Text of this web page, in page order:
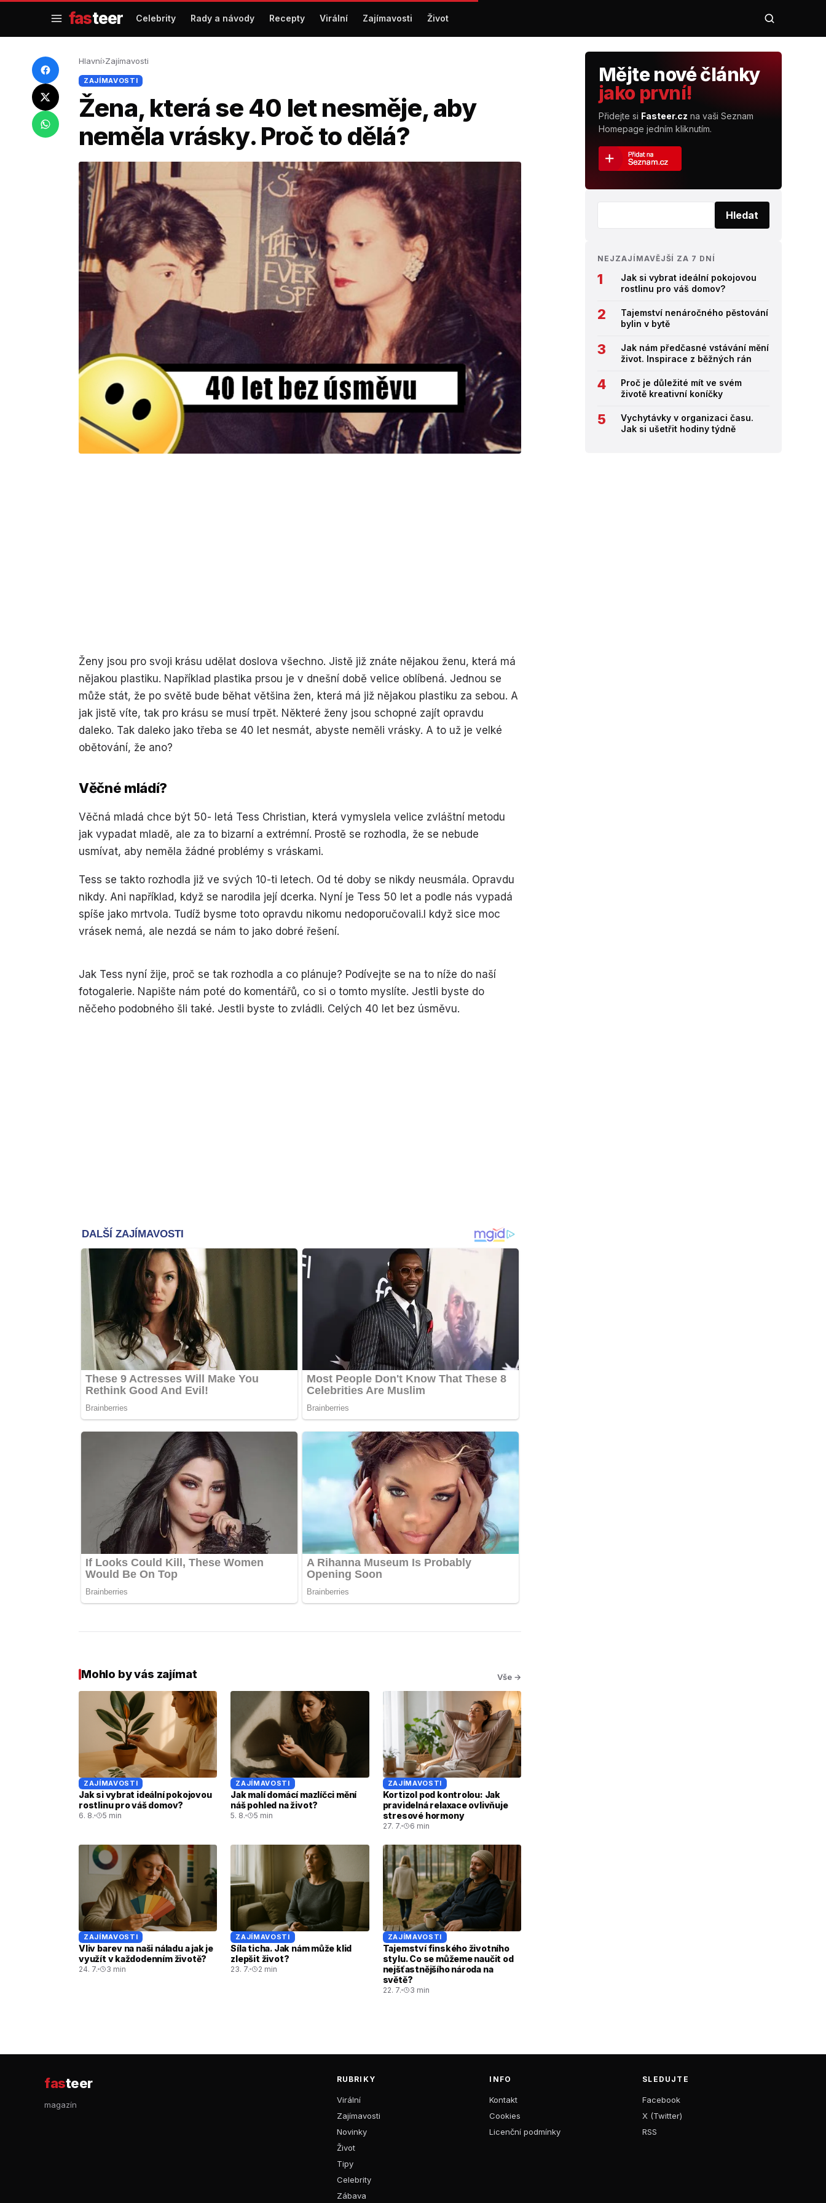
obsah
fasteer Celebrity Rady a návody Recepty Virální Zajímavosti Život
Hlavní›Zajímavosti
ZAJÍMAVOSTI
Žena, která se 40 let nesměje, aby
neměla vrásky. Proč to dělá?
Ženy jsou pro svoji krásu udělat doslova všechno. Jistě již znáte nějakou ženu, která má
nějakou plastiku. Například plastika prsou je v dnešní době velice oblíbená. Jednou se
může stát, že po světě bude běhat většina žen, která má již nějakou plastiku za sebou. A
jak jistě víte, tak pro krásu se musí trpět. Některé ženy jsou schopné zajít opravdu
daleko. Tak daleko jako třeba se 40 let nesmát, abyste neměli vrásky. A to už je velké
obětování, že ano?
Věčné mládí?
Věčná mladá chce být 50- letá Tess Christian, která vymyslela velice zvláštní metodu
jak vypadat mladě, ale za to bizarní a extrémní. Prostě se rozhodla, že se nebude
usmívat, aby neměla žádné problémy s vráskami.
Tess se takto rozhodla již ve svých 10-ti letech. Od té doby se nikdy neusmála. Opravdu
nikdy. Ani například, když se narodila její dcerka. Nyní je Tess 50 let a podle nás vypadá
spíše jako mrtvola. Tudíž bysme toto opravdu nikomu nedoporučovali.I když sice moc
vrásek nemá, ale nezdá se nám to jako dobré řešení.
Jak Tess nyní žije, proč se tak rozhodla a co plánuje? Podívejte se na to níže do naší
fotogalerie. Napište nám poté do komentářů, co si o tomto myslíte. Jestli byste do
něčeho podobného šli také. Jestli byste to zvládli. Celých 40 let bez úsměvu.
Mohlo by vás zajímat Vše →
ZAJÍMAVOSTI
Jak si vybrat ideální pokojovou
rostlinu pro váš domov?
6. 8. 5 min
ZAJÍMAVOSTI
Jak malí domácí mazlíčci mění
náš pohled na život?
5. 8. 5 min
ZAJÍMAVOSTI
Kortizol pod kontrolou: Jak
pravidelná relaxace ovlivňuje
stresové hormony
27. 7. 6 min
ZAJÍMAVOSTI
Vliv barev na naši náladu a jak je
využít v každodenním životě?
24. 7. 3 min
ZAJÍMAVOSTI
Síla ticha. Jak nám může klid
zlepšit život?
23. 7. 2 min
ZAJÍMAVOSTI
Tajemství finského životního
stylu. Co se můžeme naučit od
nejšťastnějšího národa na
světě?
22. 7. 3 min
Mějte nové články
jako první!
Přidejte si Fasteer.cz na vaši Seznam
Homepage jedním kliknutím.
Hledat
NEJZAJÍMAVĚJŠÍ ZA 7 DNÍ
Jak si vybrat ideální pokojovou
rostlinu pro váš domov?
Tajemství nenáročného pěstování
bylin v bytě
Jak nám předčasné vstávání mění
život. Inspirace z běžných rán
Proč je důležité mít ve svém
životě kreativní koníčky
Vychytávky v organizaci času.
Jak si ušetřit hodiny týdně
fasteer
magazín
RUBRIKY
Virální
Zajímavosti
Novinky
Život
Tipy
Celebrity
Zábava
INFO
Kontakt
Cookies
Licenční podmínky
SLEDUJTE
Facebook
X (Twitter)
RSS